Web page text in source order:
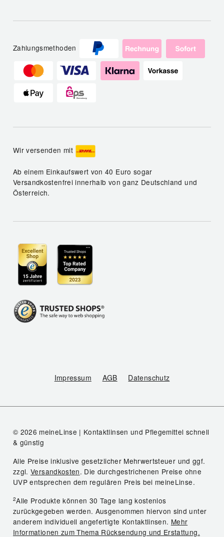
Zahlungsmethoden
Wir versenden mit
Ab einem Einkaufswert von 40 Euro sogar
Versandkostenfrei innerhalb von ganz Deutschland und
Österreich.
Impressum AGB Datenschutz
© 2026 meineLinse | Kontaktlinsen und Pflegemittel schnell
& günstig
Alle Preise inklusive gesetzlicher Mehrwertsteuer und ggf.
zzgl.Versandkosten. Die durchgestrichenen Preise ohne
UVP entsprechen dem regulären Preis bei meineLinse.
2Alle Produkte können 30 Tage lang kostenlos
zurückgegeben werden. Ausgenommen hiervon sind unter
anderem individuell angefertigte Kontaktlinsen. Mehr
Informationen zum Thema Rücksendung und Erstattung.